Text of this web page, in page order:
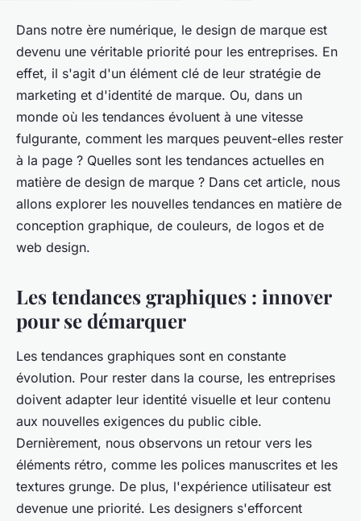
Dans notre ère numérique, le design de marque est
devenu une véritable priorité pour les entreprises. En
effet, il s'agit d'un élément clé de leur stratégie de
marketing et d'identité de marque. Ou, dans un
monde où les tendances évoluent à une vitesse
fulgurante, comment les marques peuvent-elles rester
à la page ? Quelles sont les tendances actuelles en
matière de design de marque ? Dans cet article, nous
allons explorer les nouvelles tendances en matière de
conception graphique, de couleurs, de logos et de
web design.
Les tendances graphiques : innover
pour se démarquer
Les tendances graphiques sont en constante
évolution. Pour rester dans la course, les entreprises
doivent adapter leur identité visuelle et leur contenu
aux nouvelles exigences du public cible.
Dernièrement, nous observons un retour vers les
éléments rétro, comme les polices manuscrites et les
textures grunge. De plus, l'expérience utilisateur est
devenue une priorité. Les designers s'efforcent